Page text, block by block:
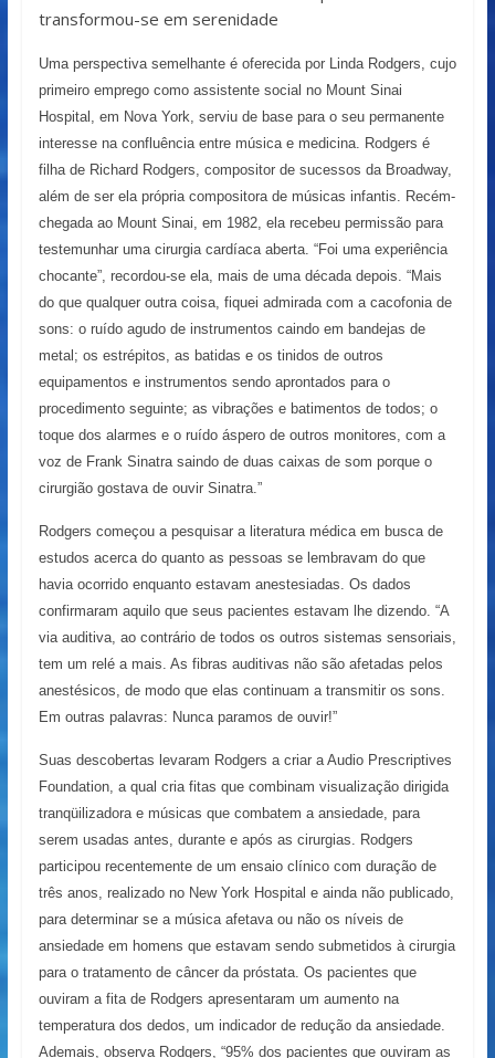
transformou-se em serenidade
Uma perspectiva semelhante é oferecida por Linda Rodgers, cujo
primeiro emprego como assistente social no Mount Sinai
Hospital, em Nova York, serviu de base para o seu permanente
interesse na confluência entre música e medicina. Rodgers é
filha de Richard Rodgers, compositor de sucessos da Broadway,
além de ser ela própria compositora de músicas infantis. Recém-
chegada ao Mount Sinai, em 1982, ela recebeu permissão para
testemunhar uma cirurgia cardíaca aberta. “Foi uma experiência
chocante”, recordou-se ela, mais de uma década depois. “Mais
do que qualquer outra coisa, fiquei admirada com a cacofonia de
sons: o ruído agudo de instrumentos caindo em bandejas de
metal; os estrépitos, as batidas e os tinidos de outros
equipamentos e instrumentos sendo aprontados para o
procedimento seguinte; as vibrações e batimentos de todos; o
toque dos alarmes e o ruído áspero de outros monitores, com a
voz de Frank Sinatra saindo de duas caixas de som porque o
cirurgião gostava de ouvir Sinatra.”
Rodgers começou a pesquisar a literatura médica em busca de
estudos acerca do quanto as pessoas se lembravam do que
havia ocorrido enquanto estavam anestesiadas. Os dados
confirmaram aquilo que seus pacientes estavam lhe dizendo. “A
via auditiva, ao contrário de todos os outros sistemas sensoriais,
tem um relé a mais. As fibras auditivas não são afetadas pelos
anestésicos, de modo que elas continuam a transmitir os sons.
Em outras palavras: Nunca paramos de ouvir!”
Suas descobertas levaram Rodgers a criar a Audio Prescriptives
Foundation, a qual cria fitas que combinam visualização dirigida
tranqüilizadora e músicas que combatem a ansiedade, para
serem usadas antes, durante e após as cirurgias. Rodgers
participou recentemente de um ensaio clínico com duração de
três anos, realizado no New York Hospital e ainda não publicado,
para determinar se a música afetava ou não os níveis de
ansiedade em homens que estavam sendo submetidos à cirurgia
para o tratamento de câncer da próstata. Os pacientes que
ouviram a fita de Rodgers apresentaram um aumento na
temperatura dos dedos, um indicador de redução da ansiedade.
Ademais, observa Rodgers, “95% dos pacientes que ouviram as